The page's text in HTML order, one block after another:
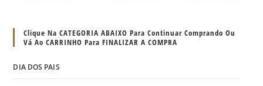
Clique Na CATEGORIA ABAIXO Para Continuar Comprando Ou
Vá Ao CARRINHO Para FINALIZAR A COMPRA
DIA DOS PAIS